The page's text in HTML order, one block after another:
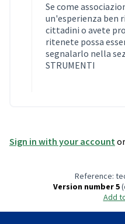
Se come
un'esperienza ben
cittadini o avete
ritenete possa
segnalarlo nella
STRUMENTI
Sign in with your accountor
Reference:
Version number 5
Add